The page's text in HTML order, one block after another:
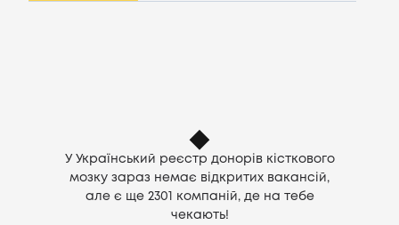
У Український реєстр донорів кісткового
мозку зараз немає відкритих вакансій,
але є ще 2301
компаній, де на тебе
чекають!